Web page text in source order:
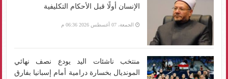
الإنسان أولًا قبل الأحكام التكليفية
الجمعة، 07 أغسطس 2026 06:36 م
منتخب ناشئات اليد يودع نصف نهائي
المونديال بخسارة درامية أمام إسبانيا بفارق